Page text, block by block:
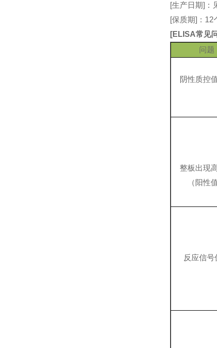
[生产日期]：
[保质期]：
[ELISA常见
问题
阴性质控
整板出现
（阳性
反应信号